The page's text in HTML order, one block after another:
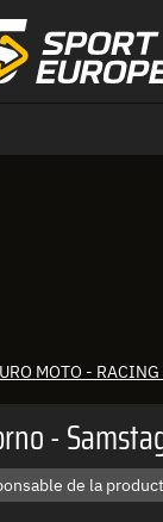
MOTO -
-
de la